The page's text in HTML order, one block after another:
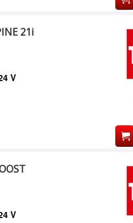
21i
V
V